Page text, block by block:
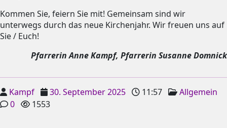
Kommen Sie, feiern Sie mit! Gemeinsam sind wir
unterwegs durch das neue Kirchenjahr. Wir freuen uns auf
Sie / Euch!
Pfarrerin Anne Kampf, Pfarrerin Susanne Domnick
Kampf 30. September 2025 11:57
Allgemein
0
1553